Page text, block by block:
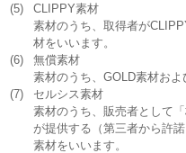
(5)
CLIPPY素材
素材のうち、取得者が
材をいいます。
(6)
無償素材
素材のうち、GOLD素材およ
(7)
セルシス素材
素材のうち、販売者として
が提供する（第三者から許
素材をいいます。